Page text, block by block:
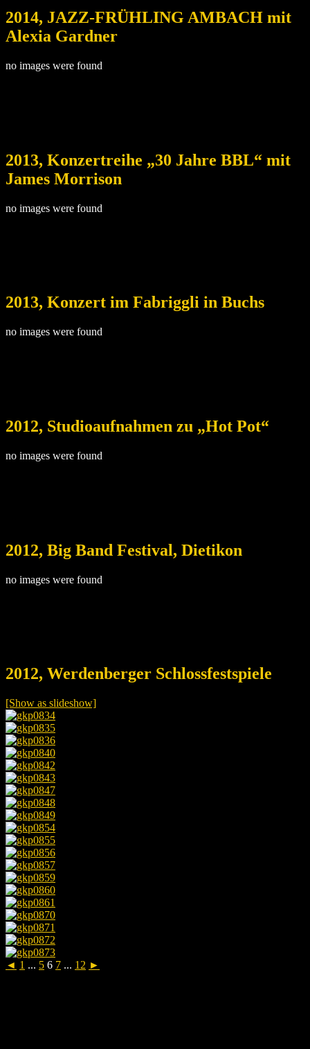
2014, JAZZ-FRÜHLING AMBACH mit
Alexia Gardner
no images were found
2013, Konzertreihe „30 Jahre BBL“ mit
James Morrison
no images were found
2013, Konzert im Fabriggli in Buchs
no images were found
2012, Studioaufnahmen zu „Hot Pot“
no images were found
2012, Big Band Festival, Dietikon
no images were found
2012, Werdenberger Schlossfestspiele
[Show as slideshow]
◄ 1 ... 5 6 7 ... 12 ►